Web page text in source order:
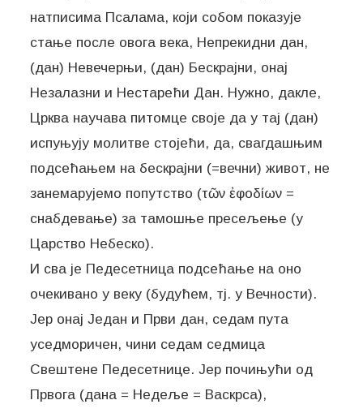
натписима Псалама, који собом показује
стање после овога века, Непрекидни дан,
(дан) Невечерњи, (дан) Бескрајни, онај
Незалазни и Нестарећи Дан. Нужно, дакле,
Црква научава питомце своје да у тај (дан)
испуњују молитве стојећи, да, свагдашњим
подсећањем на бескрајни (=вечни) живот, не
занемарујемо попутство (τῶν ἐφοδίων =
снабдевање) за тамошње пресељење (у
Царство Небеско).
И сва је Педесетница подсећање на оно
очекивано у веку (будућем, тј. у Вечности).
Јер онај Један и Први дан, седам пута
уседморичен, чини седам седмица
Свештене Педесетнице. Јер почињући од
Првога (дана = Недеље = Васкрса),